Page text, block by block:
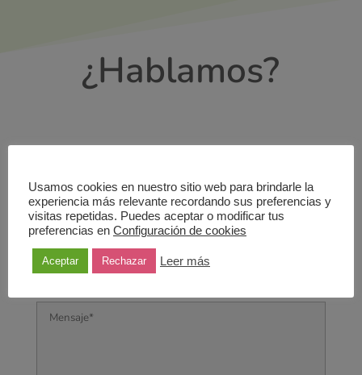
¿Hablamos?
Usamos cookies en nuestro sitio web para brindarle la
experiencia más relevante recordando sus preferencias y
visitas repetidas. Puedes aceptar o modificar tus
preferencias en Configuración de cookies
Aceptar Rechazar Leer más